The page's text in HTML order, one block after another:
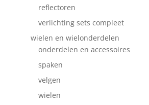
reflectoren
verlichting sets compleet
wielen en wielonderdelen
onderdelen en accessoires
spaken
velgen
wielen